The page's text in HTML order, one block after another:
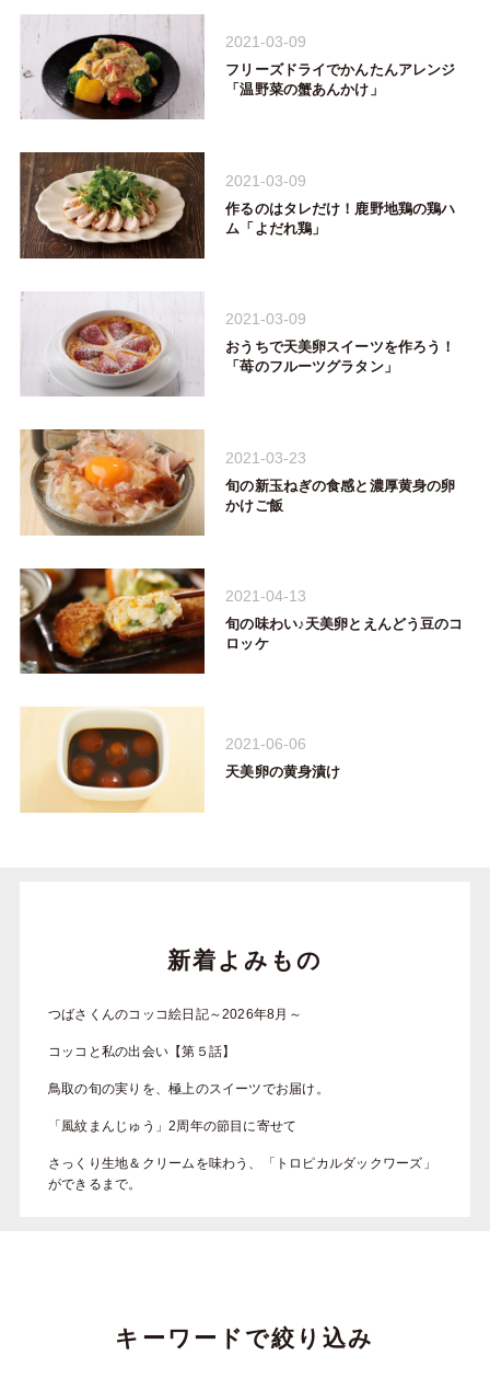
2021-03-09
フリーズドライでかんたんアレンジ
「温野菜の蟹あんかけ」
2021-03-09
作るのはタレだけ！鹿野地鶏の鶏ハ
ム「よだれ鶏」
2021-03-09
おうちで天美卵スイーツを作ろう！
「苺のフルーツグラタン」
2021-03-23
旬の新玉ねぎの食感と濃厚黄身の卵
かけご飯
2021-04-13
旬の味わい♪天美卵とえんどう豆のコ
ロッケ
2021-06-06
天美卵の黄身漬け
新着よみもの
つばさくんのコッコ絵日記～2026年8月～
コッコと私の出会い【第５話】
鳥取の旬の実りを、極上のスイーツでお届け。
「風紋まんじゅう」2周年の節目に寄せて
さっくり生地＆クリームを味わう、「トロピカルダックワーズ」
ができるまで。
キーワードで絞り込み